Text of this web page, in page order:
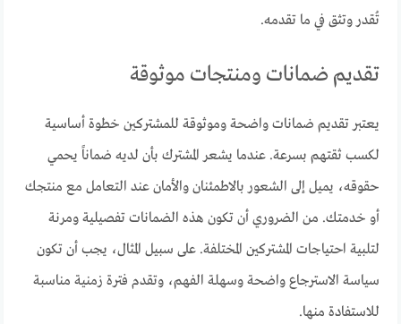
تُقدر وتثق في ما تقدمه.
تقديم ضمانات ومنتجات موثوقة
يعتبر تقديم ضمانات واضحة وموثوقة للمشتركين خطوة أساسية
لكسب ثقتهم بسرعة. عندما يشعر المشترك بأن لديه ضماناً يحمي
حقوقه، يميل إلى الشعور بالاطمئنان والأمان عند التعامل مع منتجك
أو خدمتك. من الضروري أن تكون هذه الضمانات تفصيلية ومرنة
لتلبية احتياجات المشتركين المختلفة. على سبيل المثال، يجب أن تكون
سياسة الاسترجاع واضحة وسهلة الفهم، وتقدم فترة زمنية مناسبة
للاستفادة منها.